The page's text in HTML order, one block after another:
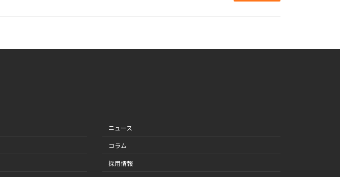
ニュース
コラム
採用情報